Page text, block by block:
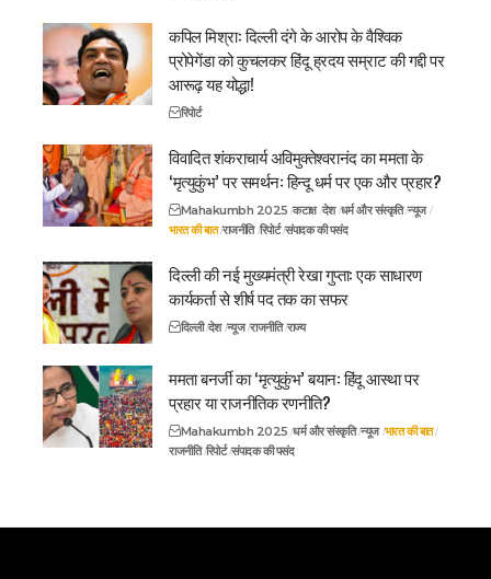
कपिल मिश्रा: दिल्ली दंगे के आरोप के वैश्विक
प्रोपेगेंडा को कुचलकर हिंदू ह्रदय सम्राट की गद्दी पर
आरूढ़ यह योद्धा!
रिपोर्ट
विवादित शंकराचार्य अविमुक्तेश्वरानंद का ममता के
‘मृत्युकुंभ’ पर समर्थन: हिन्दू धर्म पर एक और प्रहार?
Mahakumbh 2025 कटाक्ष देश धर्म और संस्कृति न्यूज
भारत की बात राजनीति रिपोर्ट संपादक की पसंद
दिल्ली की नई मुख्यमंत्री रेखा गुप्ता: एक साधारण
कार्यकर्ता से शीर्ष पद तक का सफर
दिल्ली देश न्यूज राजनीति राज्य
ममता बनर्जी का ‘मृत्युकुंभ’ बयान: हिंदू आस्था पर
प्रहार या राजनीतिक रणनीति?
Mahakumbh 2025 धर्म और संस्कृति न्यूज भारत की बात
राजनीति रिपोर्ट संपादक की पसंद